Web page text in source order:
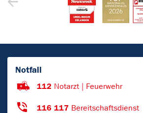
Notfall
112 Notarzt | Feuerwehr
116 117 Bereitschaftsdienst